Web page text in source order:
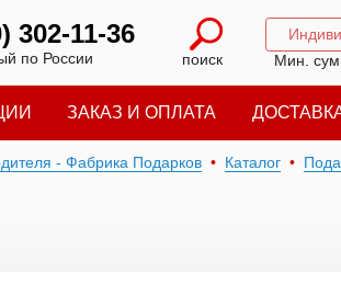
302-11-36
по России поиск
Мин.
ЗАКАЗ И ОПЛАТА
- Фабрика Подарков Каталог